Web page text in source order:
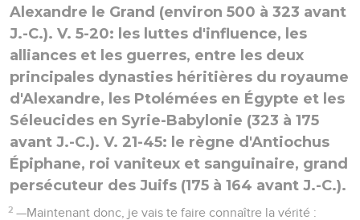
Alexandre le Grand (environ 500 à 323 avant
J.-C.). V. 5-20: les luttes d'influence, les
alliances et les guerres, entre les deux
principales dynasties héritières du royaume
d'Alexandre, les Ptolémées en Égypte et les
Séleucides en Syrie-Babylonie (323 à 175
avant J.-C.). V. 21-45: le règne d'Antiochus
Épiphane, roi vaniteux et sanguinaire, grand
persécuteur des Juifs (175 à 164 avant J.-C.).
2 —Maintenant donc, je vais te faire connaître la vérité :